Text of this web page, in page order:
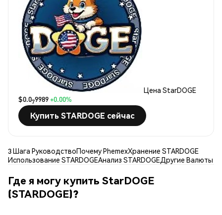
Цена StarDOGE
$0.079989+0.00%
Купить STARDOGE сейчас
3 Шага РуководствоПочему PhemexХранение STARDOGE
Использование STARDOGEАнализ STARDOGEДругие Валюты
Где я могу купить StarDOGE
(STARDOGE)?